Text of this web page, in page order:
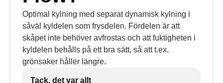
Optimal kylning med separat dynamisk kylning i
såväl kyldelen som frysdelen. Fördelen är att
skåpet inte behöver avfrostas och att fuktigheten i
kyldelen behålls på ett bra sätt, så att t.ex.
grönsaker håller längre.
Tack, det var allt